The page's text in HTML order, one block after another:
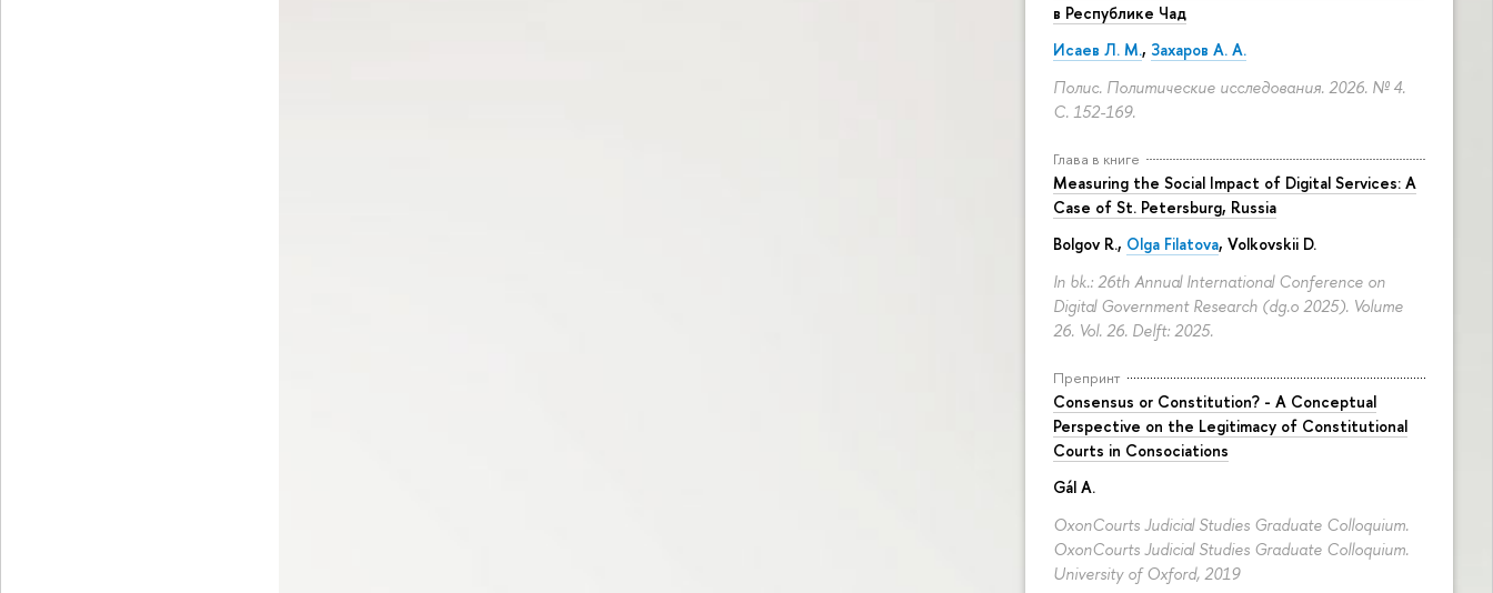
в Республике Чад
Исаев Л. М., Захаров А. А.
Полис. Политические исследования. 2026. № 4.
С. 152-169.
Глава в книге
Measuring the Social Impact of Digital Services: A
Case of St. Petersburg, Russia
Bolgov R., Olga Filatova, Volkovskii D.
In bk.: 26th Annual International Conference on
Digital Government Research (dg.o 2025). Volume
26. Vol. 26. Delft: 2025.
Препринт
Consensus or Constitution? - A Conceptual
Perspective on the Legitimacy of Constitutional
Courts in Consociations
Gál A.
OxonCourts Judicial Studies Graduate Colloquium.
OxonCourts Judicial Studies Graduate Colloquium.
University of Oxford, 2019